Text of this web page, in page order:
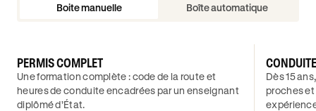
Boite manuelle Boîte automatique
PERMIS COMPLET
Une formation complète : code de la route et
heures de conduite encadrées par un enseignant
diplômé d’État.
Dès 15
proches